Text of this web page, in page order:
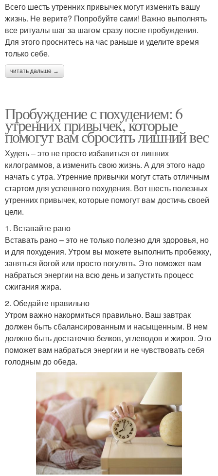
Всего шесть утренних привычек могут изменить вашу
жизнь. Не верите? Попробуйте сами! Важно выполнять
все ритуалы шаг за шагом сразу после пробуждения.
Для этого проснитесь на час раньше и уделите время
только себе.
читать дальше →
Пробуждение с похудением: 6
утренних привычек, которые
помогут вам сбросить лишний вес
Худеть – это не просто избавиться от лишних
килограммов, а изменить свою жизнь. А для этого надо
начать с утра. Утренние привычки могут стать отличным
стартом для успешного похудения. Вот шесть полезных
утренних привычек, которые помогут вам достичь своей
цели.
1. Вставайте рано
Вставать рано – это не только полезно для здоровья, но
и для похудения. Утром вы можете выполнить пробежку,
заняться йогой или просто погулять. Это поможет вам
набраться энергии на всю день и запустить процесс
сжигания жира.
2. Обедайте правильно
Утром важно накормиться правильно. Ваш завтрак
должен быть сбалансированным и насыщенным. В нем
должно быть достаточно белков, углеводов и жиров. Это
поможет вам набраться энергии и не чувствовать себя
голодным до обеда.